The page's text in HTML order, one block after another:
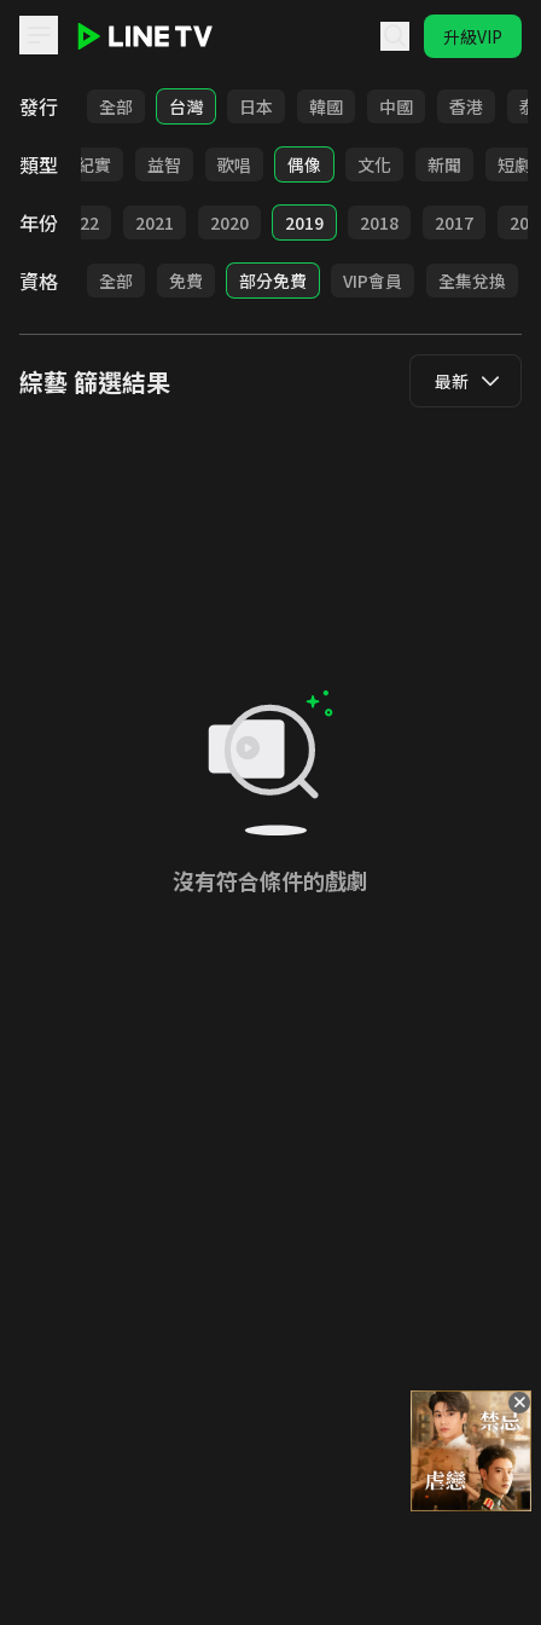
升級VIP
發行 全部 台灣 日本 韓國 中國 香港 泰
類型
談話 紀實 益智 歌唱 偶像 文化 新聞 短劇
年份 2022 2021 2020 2019 2018 2017
資格 全部 免費 部分免費 VIP會員 全集兌換
綜藝篩選結果 最新
沒有符合條件的戲劇